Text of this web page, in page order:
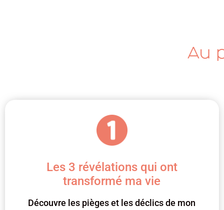
Au
Les 3 révélations qui ont
transformé ma vie
Découvre les pièges et les déclics de mon